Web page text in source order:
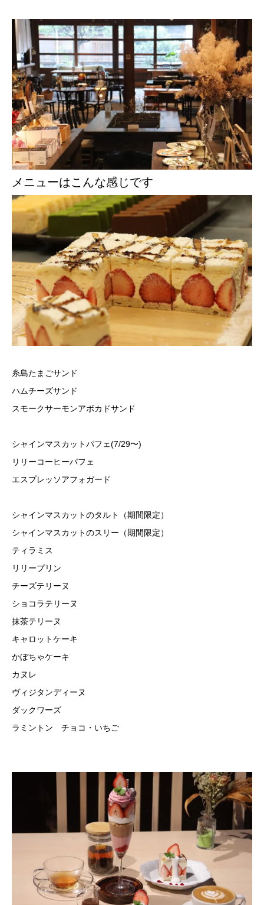
メニューはこんな感じです
糸島たまごサンド
ハムチーズサンド
スモークサーモンアボカドサンド
シャインマスカットパフェ(7/29〜)
リリーコーヒーパフェ
エスプレッソアフォガード
シャインマスカットのタルト（期間限定）
シャインマスカットのスリー（期間限定）
ティラミス
リリープリン
チーズテリーヌ
ショコラテリーヌ
抹茶テリーヌ
キャロットケーキ
かぼちゃケーキ
カヌレ
ヴィジタンディーヌ
ダックワーズ
ラミントン チョコ・いちご